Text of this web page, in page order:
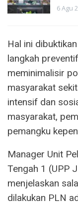
6 Agu
Hal ini
langkah
meminimalisir
masyarakat
intensif dan
masyarakat,
pemangku
Manager Unit
Tengah 1 (UPP
menjelaskan
dilakukan PLN